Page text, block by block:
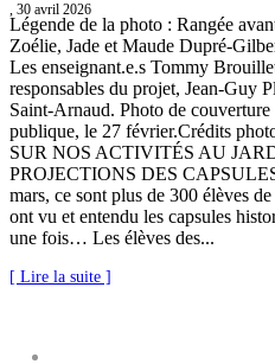
, 30 avril 2026
Légende de la photo : Rangée
Zoélie, Jade et Maude Dupré-
Les enseignant.e.s Tommy
responsables du projet, Jean-Guy
Saint-Arnaud. Photo de
publique, le 27 février.Crédits
SUR NOS ACTIVITÉS AU
PROJECTIONS DES
mars, ce sont plus de 300 élèves
ont vu et entendu les capsules
une fois… Les élèves des...
[ Lire la suite ]